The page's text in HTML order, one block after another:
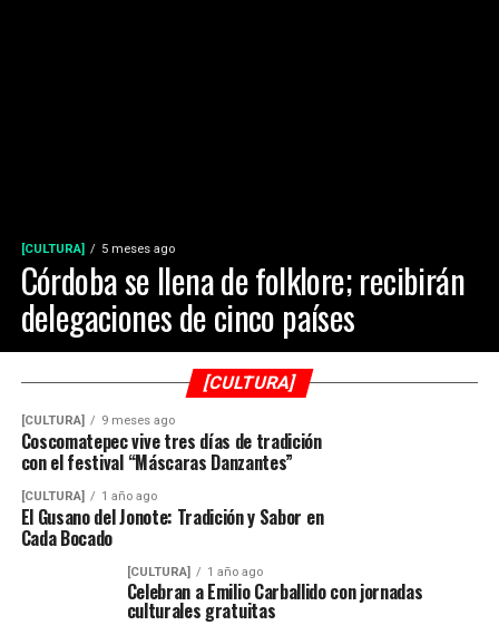
[CULTURA] 5 meses ago
Córdoba se llena de folklore; recibirán
delegaciones de cinco países
[CULTURA]
[CULTURA] 9 meses ago
Coscomatepec vive tres días de tradición
con el festival “Máscaras Danzantes”
[CULTURA] 1 año ago
El Gusano del Jonote: Tradición y Sabor en
Cada Bocado
[CULTURA] 1 año ago
Celebran a Emilio Carballido con jornadas
culturales gratuitas